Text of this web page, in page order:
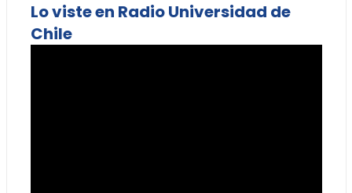
Lo viste en Radio Universidad de
Chile